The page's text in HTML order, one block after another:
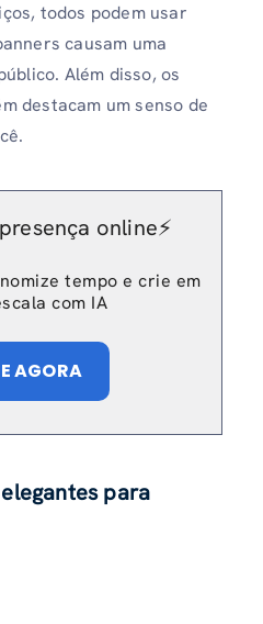
todos podem usar
causam uma
Além disso, os
destacam um senso de
online⚡️
tempo e crie em
com IA
AGORA
para